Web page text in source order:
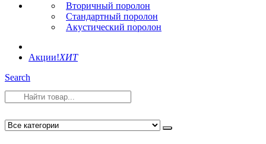
Вторичный поролон
Стандартный поролон
Акустический поролон
Акции!ХИТ
Search